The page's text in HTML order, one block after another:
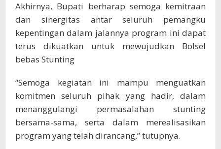
Akhirnya, Bupati berharap semoga kemitraan
dan sinergitas antar seluruh pemangku
kepentingan dalam jalannya program ini dapat
terus dikuatkan untuk mewujudkan Bolsel
bebas Stunting
“Semoga kegiatan ini mampu menguatkan
komitmen seluruh pihak yang hadir, dalam
menanggulangi permasalahan stunting
bersama-sama, serta dalam merealisasikan
program yang telah dirancang,” tutupnya.